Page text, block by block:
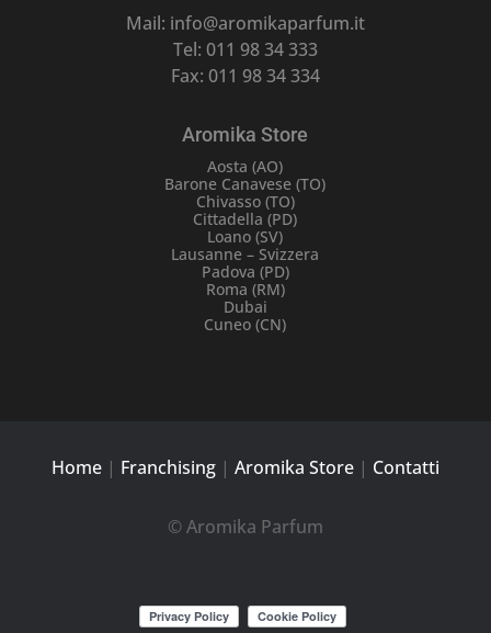
Mail: info@aromikaparfum.it
Tel: 011 98 34 333
Fax: 011 98 34 334
Aromika Store
Aosta (AO)
Barone Canavese (TO)
Chivasso (TO)
Cittadella (PD)
Loano (SV)
Lausanne – Svizzera
Padova (PD)
Roma (RM)
Dubai
Cuneo (CN)
Home| Franchising| Aromika Store| Contatti
© Aromika Parfum